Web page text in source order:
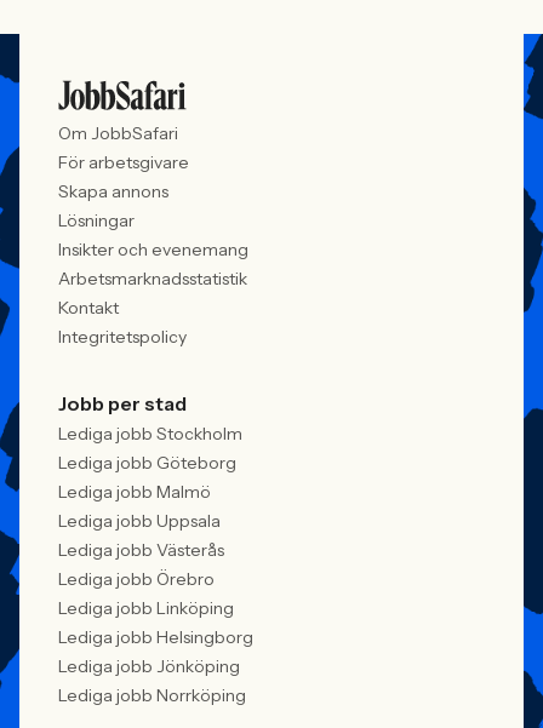
Om JobbSafari
För arbetsgivare
Skapa annons
Lösningar
Insikter och evenemang
Arbetsmarknadsstatistik
Kontakt
Integritetspolicy
Jobb per stad
Lediga jobb Stockholm
Lediga jobb Göteborg
Lediga jobb Malmö
Lediga jobb Uppsala
Lediga jobb Västerås
Lediga jobb Örebro
Lediga jobb Linköping
Lediga jobb Helsingborg
Lediga jobb Jönköping
Lediga jobb Norrköping